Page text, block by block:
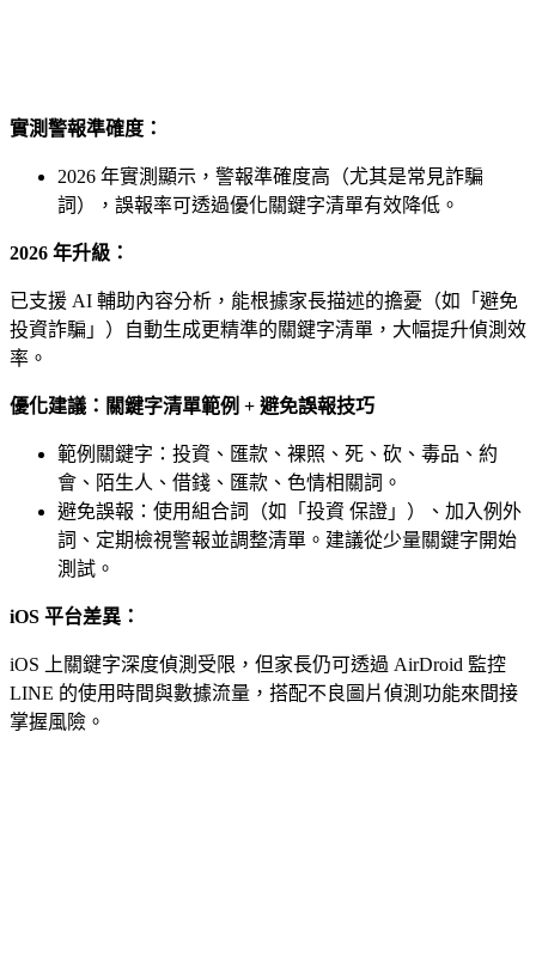
實測警報準確度：
2026 年實測顯示，警報準確度高（尤其是常見詐騙
詞），誤報率可透過優化關鍵字清單有效降低。
2026 年升級：
已支援 AI 輔助內容分析，能根據家長描述的擔憂（如「避免
投資詐騙」）自動生成更精準的關鍵字清單，大幅提升偵測效
率。
優化建議：關鍵字清單範例 + 避免誤報技巧
範例關鍵字：投資、匯款、裸照、死、砍、毒品、約
會、陌生人、借錢、匯款、色情相關詞。
避免誤報：使用組合詞（如「投資 保證」）、加入例外
詞、定期檢視警報並調整清單。建議從少量關鍵字開始
測試。
iOS 平台差異：
iOS 上關鍵字深度偵測受限，但家長仍可透過 AirDroid 監控
LINE 的使用時間與數據流量，搭配不良圖片偵測功能來間接
掌握風險。